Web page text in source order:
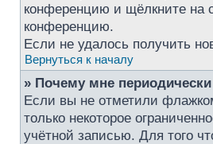
конференцию и щёлкните на
конференцию.
Если не удалось получить
Вернуться к началу
» Почему мне
Если вы не отметили
только некоторое
учётной записью. Для того